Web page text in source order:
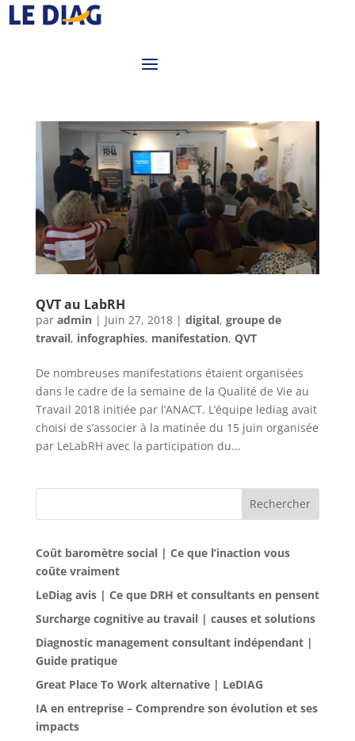
QVT au LabRH
par admin| Juin 27, 2018| digital, groupe de
travail, infographies, manifestation, QVT
De nombreuses manifestations étaient organisées
dans le cadre de la semaine de la Qualité de Vie au
Travail 2018 initiée par l’ANACT. L’équipe lediag avait
choisi de s’associer à la matinée du 15 juin organisée
par LeLabRH avec la participation du...
Rechercher
Coût baromètre social | Ce que l’inaction vous
coûte vraiment
LeDiag avis | Ce que DRH et consultants en pensent
Surcharge cognitive au travail | causes et solutions
Diagnostic management consultant indépendant |
Guide pratique
Great Place To Work alternative | LeDIAG
IA en entreprise – Comprendre son évolution et ses
impacts